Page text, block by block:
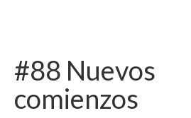
#88 Nuevos
comienzos